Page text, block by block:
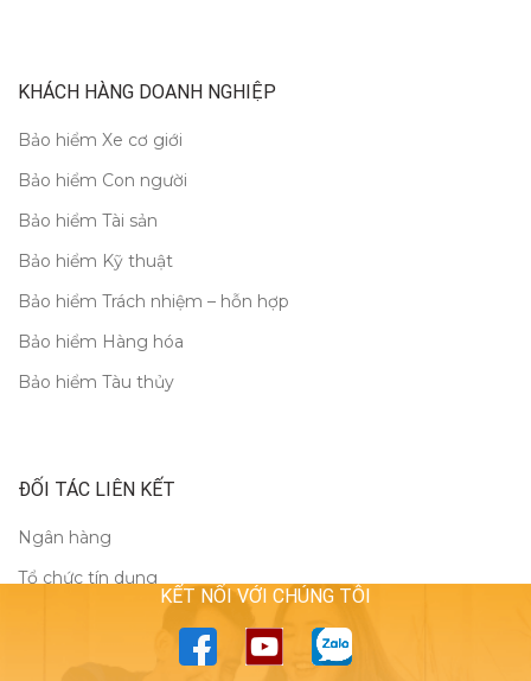
KHÁCH HÀNG DOANH NGHIỆP
Bảo hiểm Xe cơ giới
Bảo hiểm Con người
Bảo hiểm Tài sản
Bảo hiểm Kỹ thuật
Bảo hiểm Trách nhiệm – hỗn hợp
Bảo hiểm Hàng hóa
Bảo hiểm Tàu thủy
ĐỐI TÁC LIÊN KẾT
Ngân hàng
Tổ chức tín dụng
KẾT NỐI VỚI CHÚNG TÔI